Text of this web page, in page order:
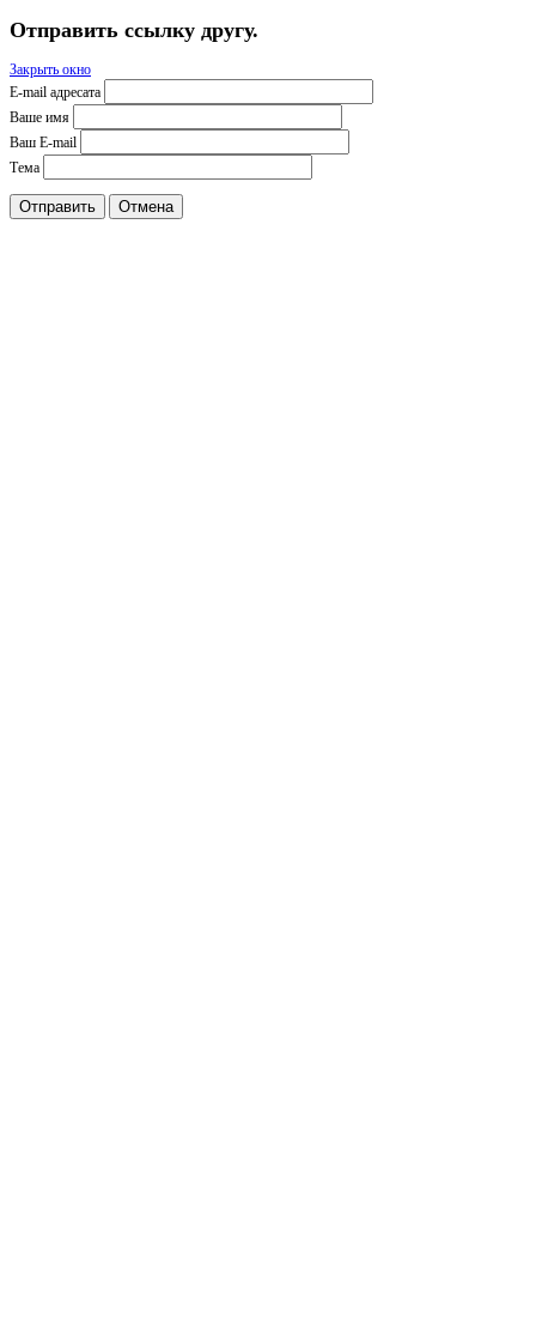
Отправить ссылку другу.
Закрыть окно
E-mail адресата
Ваше имя
Ваш E-mail
Тема
Отправить Отмена